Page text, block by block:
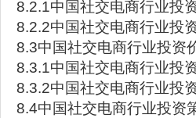
8.2.1中国社交电商行业投
8.2.2中国社交电商行业投
8.3中国社交电商行业投资
8.3.1中国社交电商行业投
8.3.2中国社交电商行业投
8.4中国社交电商行业投资